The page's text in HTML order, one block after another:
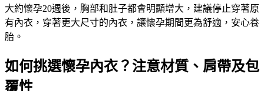
大約懷孕20週後，胸部和肚子都會明顯增大，建議停止穿著原
有內衣，穿著更大尺寸的內衣，讓懷孕期間更為舒適，安心養
胎。
如何挑選懷孕內衣？注意材質、肩帶及包
覆性